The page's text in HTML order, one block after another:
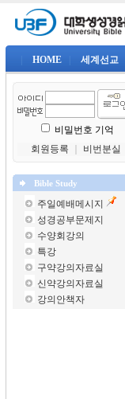
HOME 세계선교
비밀번호 기억
회원등록
비번분실
Bible Study
주일예배메시지
성경공부문제지
수양회강의
특강
구약강의자료실
신약강의자료실
강의안책자